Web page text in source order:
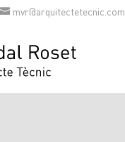
mvr@arquitectetecnic.com